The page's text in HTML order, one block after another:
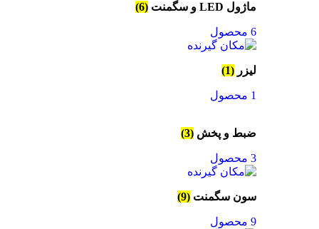
ماژول LED و سگمنت (6)
6 محصول
لیزر (1)
1 محصول
ضبط و پخش (3)
3 محصول
سون سگمنت (9)
9 محصول